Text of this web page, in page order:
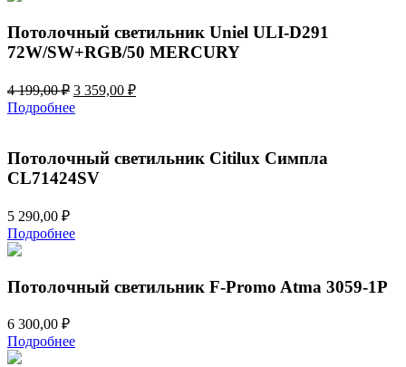
Потолочный светильник Uniel ULI-D291
72W/SW+RGB/50 MERCURY
4 199,00₽ Первоначальная
цена
составляла
199,00 ₽.
3 359,00 ₽Текущая
Подробнее
Потолочный светильник Citilux Симпла
CL71424SV
5 290,00 ₽
Подробнее
Потолочный светильник F-Promo Atma 3059-1P
6 300,00 ₽
Подробнее